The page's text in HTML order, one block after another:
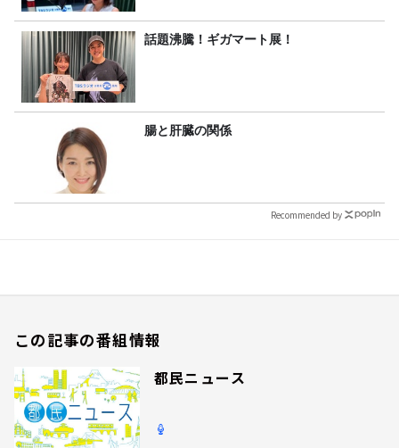
話題沸騰！ギガマート展！
腸と肝臓の関係
Recommended by
この記事の番組情報
都民ニュース